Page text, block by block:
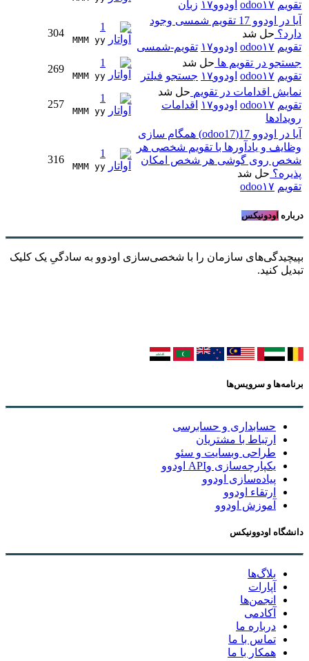
تقویم odoo۱۷ اودوو۱۷ زبان
آیا در اودوو 17 تقویم شمسی وجود
دارد؟ حل شد
تقویم odoo۱۷ اودوو۱۷ تقویم-شمسی
1
MMM yy
304
جستجو در تقویم ها حل شد
تقویم odoo۱۷ اودوو۱۷ جستجو فیلتر
1
MMM yy
269
نمایش اقدامات در تقویم حل شد
تقویم odoo۱۷ اودوو۱۷
اقدامات
رویدادها
1
MMM yy
257
آیا در اودوو 17(odoo17) همگام سازی
وظایف و یادآورها با تقویم شخصی هر
شخص روی گوشی هر شخص امکان
پذیره؟ حل شد
تقویم odoo۱۷
1
MMM yy
316
درباره اودونیکس
بپیچیدگی‌های سازمان را با شخصی‌سازی اودوو به سادگیِ یک کلیک
تبدیل کنید.
برنامه‌ها و سرویس‌ها
حسابداری و حسابرسی
ارتباط با مشتریان
طراحی وبسایت و سئو
یکپارچه‌سازی وAPI اودوو
پیاده‌سازی اودوو
ارتقاء اودوو
آموزش اودوو
دانشگاه اودوونیکس
بلاگ‌ها
آپارات
انجمن‌ها
آکادمی
درباره ما
تماس با ما
همکار با ما